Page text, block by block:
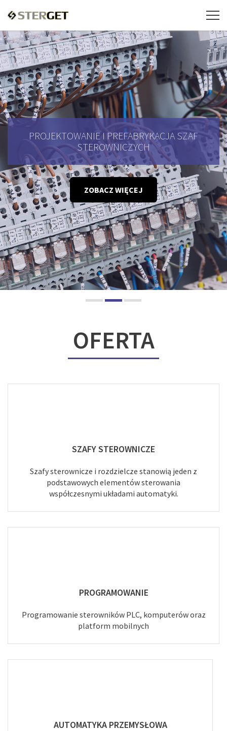
PROJEKTOWANIE I PREFABRYKACJA SZAF
STEROWNICZYCH
ZOBACZ WIĘCEJ
OFERTA
SZAFY STEROWNICZE
Szafy sterownicze i rozdzielcze stanowią jeden z
podstawowych elementów sterowania
współczesnymi układami automatyki.
PROGRAMOWANIE
Programowanie sterowników PLC, komputerów oraz
platform mobilnych
AUTOMATYKA PRZEMYSŁOWA